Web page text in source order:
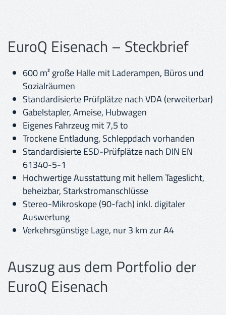
EuroQ Eisenach – Steckbrief
600 m² große Halle mit Laderampen, Büros und
Sozialräumen
Standardisierte Prüfplätze nach VDA (erweiterbar)
Gabelstapler, Ameise, Hubwagen
Eigenes Fahrzeug mit 7,5 to
Trockene Entladung, Schleppdach vorhanden
Standardisierte ESD-Prüfplätze nach DIN EN
61340-5-1
Hochwertige Ausstattung mit hellem Tageslicht,
beheizbar, Starkstromanschlüsse
Stereo-Mikroskope (90-fach) inkl. digitaler
Auswertung
Verkehrsgünstige Lage, nur 3 km zur A4
Auszug aus dem Portfolio der
EuroQ Eisenach